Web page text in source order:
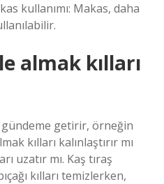
kullanımı: Makas, daha
almak kılları
getirir, örneğin
kılları kalınlaştırır mı
uzatır mı. Kaş tıraş
kılları temizlerken,